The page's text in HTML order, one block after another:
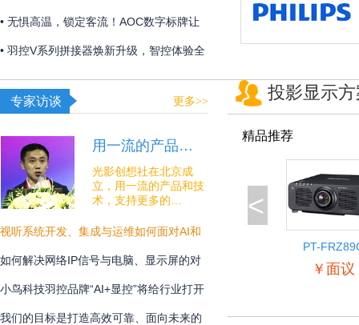
构建 OR over IP 网络底座
• 无惧高温，锁定客流！AOC数字标牌让
夏日线下经济突破“屏”障！
• 羽控V系列拼接器焕新升级，智控体验全
面跃升！
专家访谈 更多>>
用一流的产品…
光影创想社在北京成
立，用一流的产品和技
术，支持更多的…
视听系统开发、集成与运维如何面对AI和
安全的挑战？
如何解决网络IP信号与电脑、显示屏的对
接难题？
小鸟科技羽控品牌“AI+显控”将给行业打开
怎样的新未来？
我们的目标是打造高效可靠、面向未来的
投影显示
精品推荐
<
PT-
￥面议